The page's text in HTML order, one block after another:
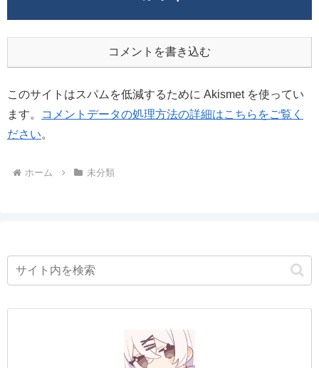
コメントを書き込む
このサイトはスパムを低減するために Akismet を使ってい
ます。
コメントデータの処理方法の詳細はこちらをご覧く
ださい。
ホーム 未分類